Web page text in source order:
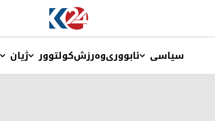
سیاسی ئابووریوەرزشکولتوور ژیان